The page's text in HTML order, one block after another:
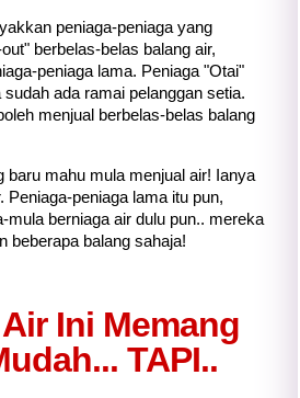
peniaga-peniaga yang
berbelas-belas balang air,
peniaga lama. Peniaga "Otai"
ada ramai pelanggan setia.
menjual berbelas-belas balang
baru mahu mula menjual air! Ianya
Peniaga-peniaga lama itu pun,
berniaga air dulu pun.. mereka
beberapa balang sahaja!
Ini Memang
TAPI..